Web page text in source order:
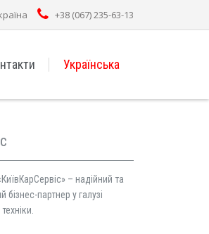
+38 (067) 235-63-13
Українська
– надійний та
бізнес-партнер у галузі